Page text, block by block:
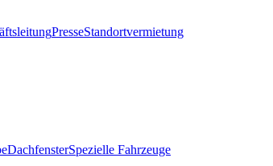
PresseStandortvermietung
DachfensterSpezielle Fahrzeuge